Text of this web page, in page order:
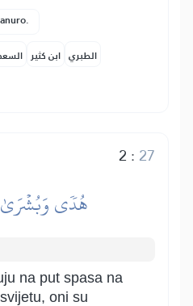
ابن كثير الطبري
2 : 27
هُدٗى وَبُشۡرَىٰ
na put spasa na
oni su